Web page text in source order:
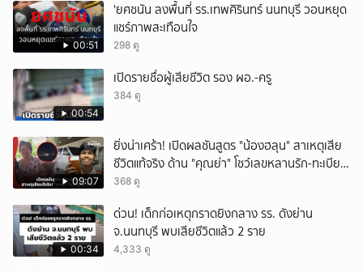
00:51
'ยศชนัน ลงพื้นที่ รร.เทพศิรินทร์ นนทบุรี วอนหยุด
แชร์ภาพสะเทือนใจ
298 ดู
00:54
เปิดรายชื่อผู้เสียชีวิต รอง ผอ.-ครู
384 ดู
09:07
ยิ่งน่าเศร้า! เปิดผลชันสูตร "น้องฮลุน" สาเหตุเสีย
ชีวิตแท้จริง ด้าน "คุณย่า" โชว์เลขหลานรัก-ทะเบียน
รถเคลื่อนร่าง!
368 ดู
00:34
ด่วน! เด็กก่อเหตุกราดยิงกลาง รร. ดังย่าน
จ.นนทบุรี พบเสียชีวิตแล้ว 2 ราย
4,333 ดู